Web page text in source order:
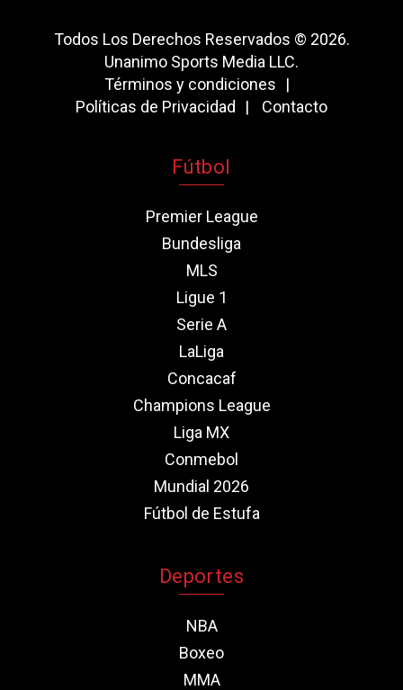
Todos Los Derechos Reservados © 2026.
Unanimo Sports Media LLC.
Términos y condiciones
Políticas de Privacidad
Contacto
Fútbol
Premier League
Bundesliga
MLS
Ligue 1
Serie A
LaLiga
Concacaf
Champions League
Liga MX
Conmebol
Mundial 2026
Fútbol de Estufa
Deportes
NBA
Boxeo
MMA